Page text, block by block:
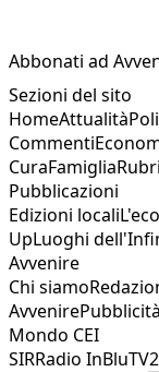
Abbonati ad
Sezioni del sito
HomeAttualità
Commenti
CuraFamiglia
Pubblicazioni
Edizioni locali
UpLuoghi
Avvenire
Chi siamo
AvvenirePubblicità
Mondo CEI
SIRRadio InBlu